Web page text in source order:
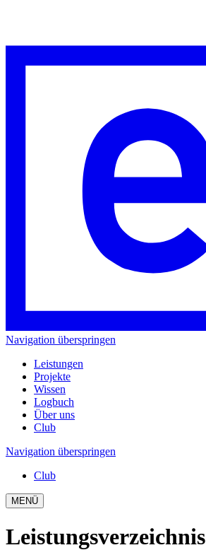
Navigation überspringen
Leistungen
Projekte
Wissen
Logbuch
Über uns
Club
Navigation überspringen
Club
MENÜ
Leistungsverzeichnis